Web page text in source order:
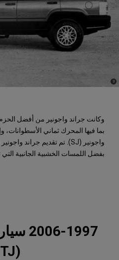
بما فيها المحرك ثماني
بفضل اللمسات الخشبية الجانبية التي
(
Disclosure
3
2006-1997 سيارة جيب
(TJ)